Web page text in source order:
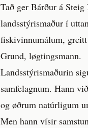
Tað ger Bárður á Steig
landsstýrismaður í
fiskivinnumálum,
Grund, løgtingsmann.
Landsstýrismaðurin
samfelagnum. Hann
og øðrum natúrligum
Men hann vísir